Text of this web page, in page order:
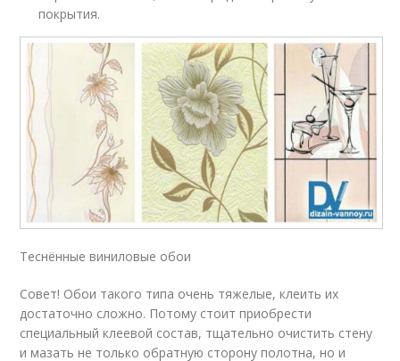
покрытия.
Теснённые виниловые обои
Совет! Обои такого типа очень тяжелые, клеить их
достаточно сложно. Потому стоит приобрести
специальный клеевой состав, тщательно очистить стену
и мазать не только обратную сторону полотна, но и